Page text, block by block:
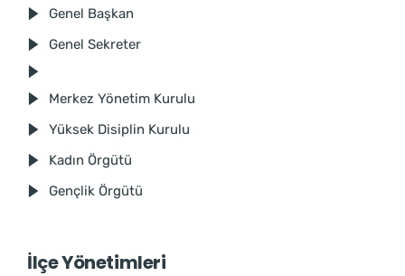
Genel Başkan
Genel Sekreter
Merkez Yönetim Kurulu
Yüksek Disiplin Kurulu
Kadın Örgütü
Gençlik Örgütü
İlçe Yönetimleri